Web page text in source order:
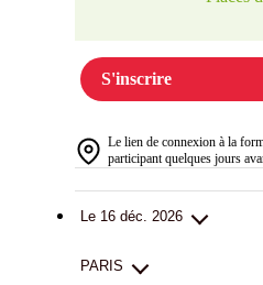
S'inscrire
Le lien de connexion à la
participant quelques jours
Le 16 déc. 2026
PARIS